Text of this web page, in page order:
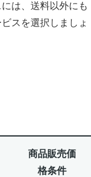
は、送料以外にも
スを選択しましょ
商品販売価
格条件